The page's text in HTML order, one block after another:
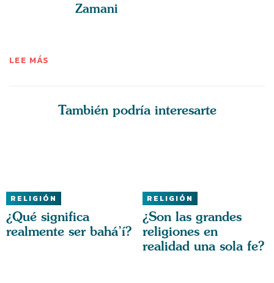
Zamani
LEE MÁS
También podría interesarte
RELIGIÓN
¿Qué significa
realmente ser bahá’í?
RELIGIÓN
¿Son las grandes
religiones en
realidad una sola fe?